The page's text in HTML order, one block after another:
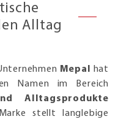
Alltag
Mepal
hat
Namen im Bereich
Alltagsprodukte
stellt langlebige